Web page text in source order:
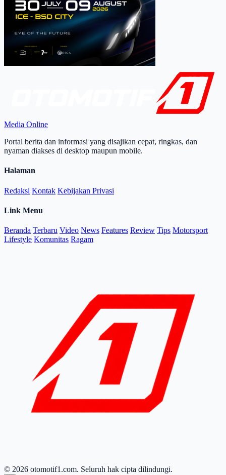
Media Online
Portal berita dan informasi yang disajikan cepat, ringkas, dan
nyaman diakses di desktop maupun mobile.
Halaman
Redaksi Kontak Kebijakan Privasi
Link Menu
Beranda Terbaru Video News Features Review Tips Motorsport
Lifestyle Komunitas Ragam
© 2026 otomotif1.com. Seluruh hak cipta dilindungi.